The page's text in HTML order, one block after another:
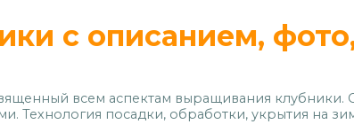
с описанием,
всем аспектам выращивания клубники.
Технология посадки, обработки, укрытия на